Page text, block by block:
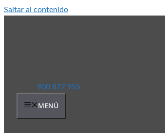
Saltar al contenido
900 877 955
MENÚ